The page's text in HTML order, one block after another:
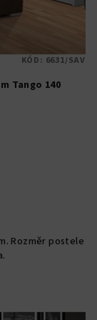
Tango 140
Rozměr postele
KÓD: 6631/SAV